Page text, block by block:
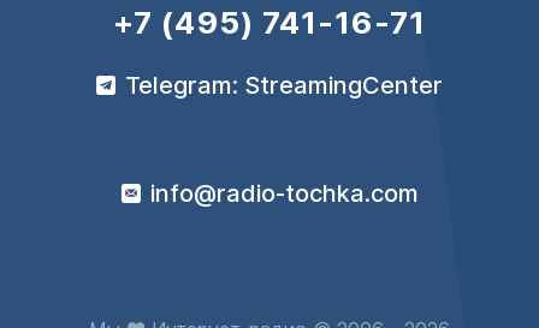
+7 (495) 741-16-71
Telegram: StreamingCenter
info@radio-tochka.com